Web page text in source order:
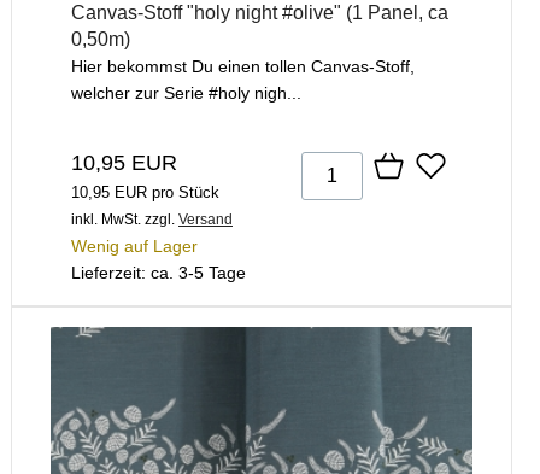
Canvas-Stoff "holy night #olive" (1 Panel, ca
0,50m)
Hier bekommst Du einen tollen Canvas-Stoff,
welcher zur Serie #holy nigh...
10,95 EUR
10,95 EUR pro Stück
inkl. MwSt. zzgl. Versand
Wenig auf Lager
Lieferzeit: ca. 3-5 Tage